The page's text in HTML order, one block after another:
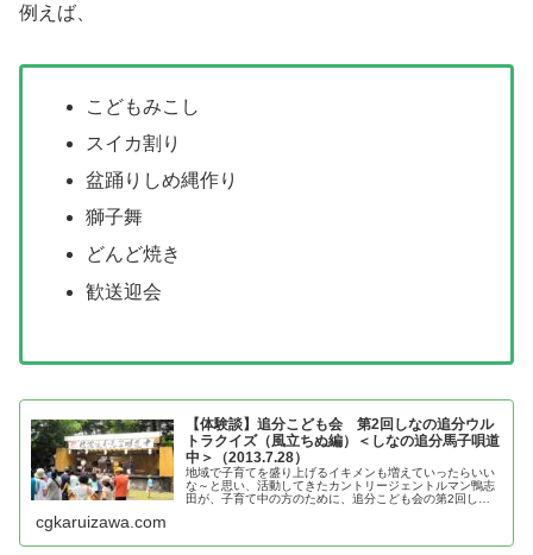
例えば、
こどもみこし
スイカ割り
盆踊りしめ縄作り
獅子舞
どんど焼き
歓送迎会
【体験談】追分こども会 第2回しなの追分ウル
トラクイズ（風立ちぬ編）＜しなの追分馬子唄道
中＞（2013.7.28）
地域で子育てを盛り上げるイキメンも増えていったらいい
な～と思い、活動してきたカントリージェントルマン鴨志
田が、子育て中の方のために、追分こども会の第2回しな
cgkaruizawa.com